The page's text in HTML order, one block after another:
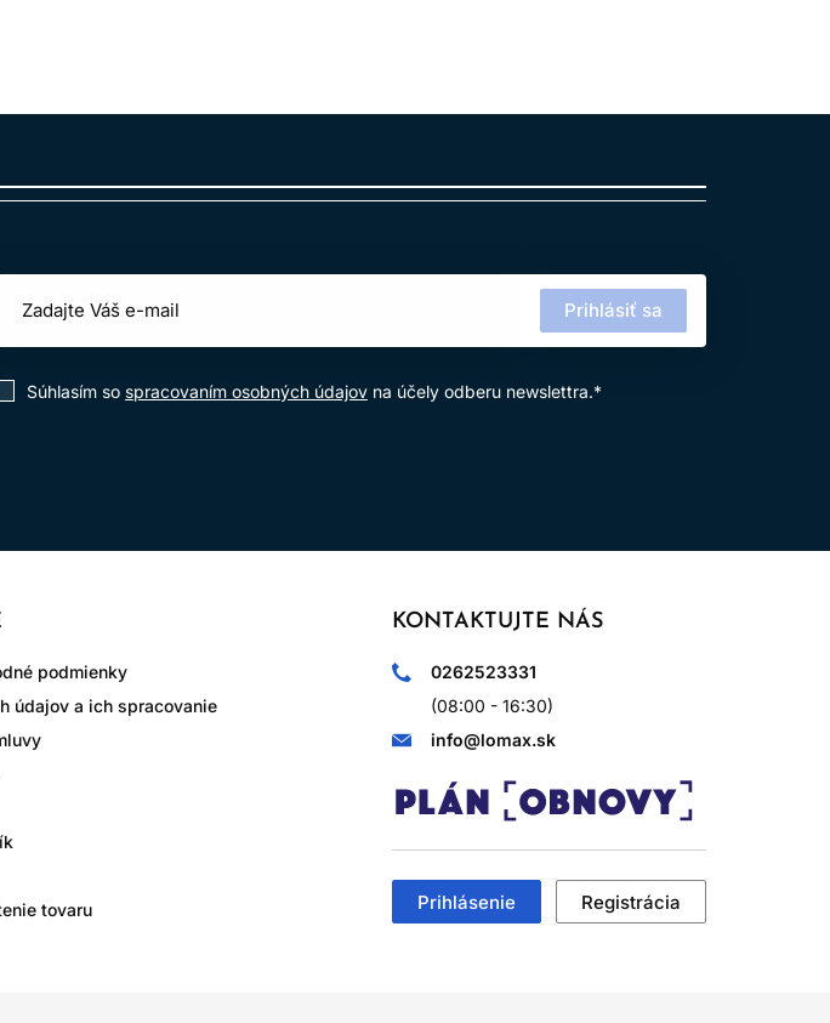
Prihlásiť sa
Súhlasím so spracovaním osobných údajov na účely odberu newslettra.*
KONTAKTUJTE NÁS
0262523331
(08:00 - 16:30)
info@lomax.sk
Prihlásenie Registrácia
podmienky
údajov a ich spracovanie
tovaru